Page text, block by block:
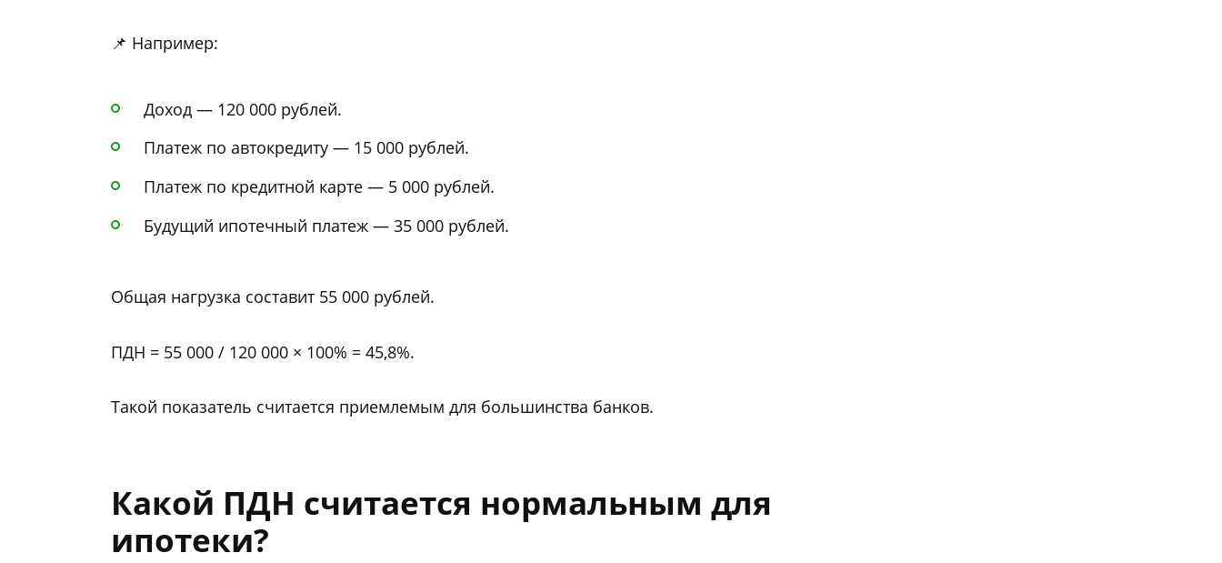
📌 Например:
Доход — 120 000 рублей.
Платеж по автокредиту — 15 000 рублей.
Платеж по кредитной карте — 5 000 рублей.
Будущий ипотечный платеж — 35 000 рублей.
Общая нагрузка составит 55 000 рублей.
ПДН = 55 000 / 120 000 × 100% = 45,8%.
Такой показатель считается приемлемым для большинства банков.
Какой ПДН считается нормальным для
ипотеки?